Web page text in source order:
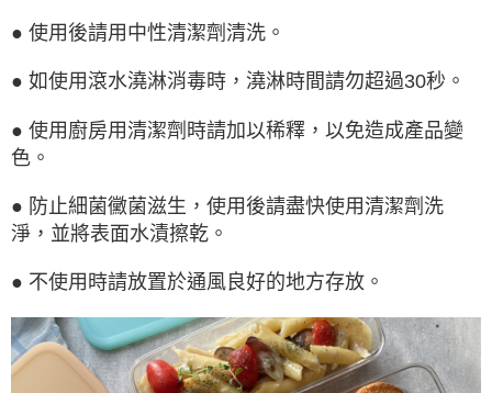
● 使用後請用中性清潔劑清洗。
● 如使用滾水澆淋消毒時，澆淋時間請勿超過30秒。
● 使用廚房用清潔劑時請加以稀釋，以免造成產品變
色。
● 防止細菌黴菌滋生，使用後請盡快使用清潔劑洗
淨，並將表面水漬擦乾。
● 不使用時請放置於通風良好的地方存放。